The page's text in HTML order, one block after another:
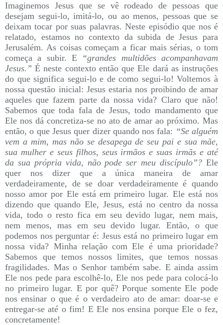
Imaginemos Jesus que se vê rodeado de pessoas que
desejam segui-lo, imitá-lo, ou ao menos, pessoas que se
deixam tocar por suas palavras. Neste episódio que nos é
relatado, estamos no contexto da subida de Jesus para
Jerusalém. As coisas começam a ficar mais sérias, o tom
começa a subir. E “grandes multidões acompanhavam
Jesus.” É neste contexto então que Ele dará as instruções
do que significa segui-lo e de como segui-lo! Voltemos à
nossa questão inicial: Jesus estaria nos proibindo de amar
aqueles que fazem parte da nossa vida? Claro que não!
Sabemos que toda fala de Jesus, todo mandamento que
Ele nos dá concretiza-se no ato de amar ao próximo. Mas
então, o que Jesus quer dizer quando nos fala: “Se alguém
vem a mim, mas não se desapega de seu pai e sua mãe,
sua mulher e seus filhos, seus irmãos e suas irmãs e até
da sua própria vida, não pode ser meu discípulo”? Ele
quer nos dizer que a única maneira de amar
verdadeiramente, de se doar verdadeiramente é quando
nosso amor por Ele está em primeiro lugar. Ele está nos
dizendo que quando Ele, Jesus, está no centro da nossa
vida, todo o resto fica em seu devido lugar, nem mais,
nem menos, mas em seu devido lugar. Então, o que
podemos nos perguntar é: Jesus está no primeiro lugar em
nossa vida? Minha relação com Ele é uma prioridade?
Sabemos que temos nossos limites, que temos nossas
fragilidades. Mas o Senhor também sabe. E ainda assim
Ele nos pede para escolhê-lo, Ele nos pede para colocá-lo
no primeiro lugar. E por quê? Porque somente Ele pode
nos ensinar o que é o verdadeiro ato de amar: doar-se e
entregar-se até o fim! E Ele nos ensina porque Ele o fez,
concretamente!